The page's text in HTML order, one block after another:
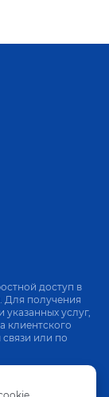
доступ в
Для получения
услуг,
клиентского
или по